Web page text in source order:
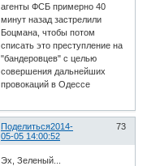
агенты ФСБ примерно 40
минут назад застрелили
Боцмана, чтобы потом
списать это преступление на
"бандеровцев" с целью
совершения дальнейших
провокаций в Одессе
Поделиться 73
2014-
05-05 14:00:52
Эх, Зеленый...